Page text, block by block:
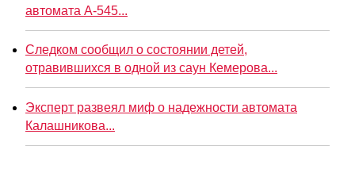
автомата А-545...
Следком сообщил о состоянии детей,
отравившихся в одной из саун Кемерова...
Эксперт развеял миф о надежности автомата
Калашникова...